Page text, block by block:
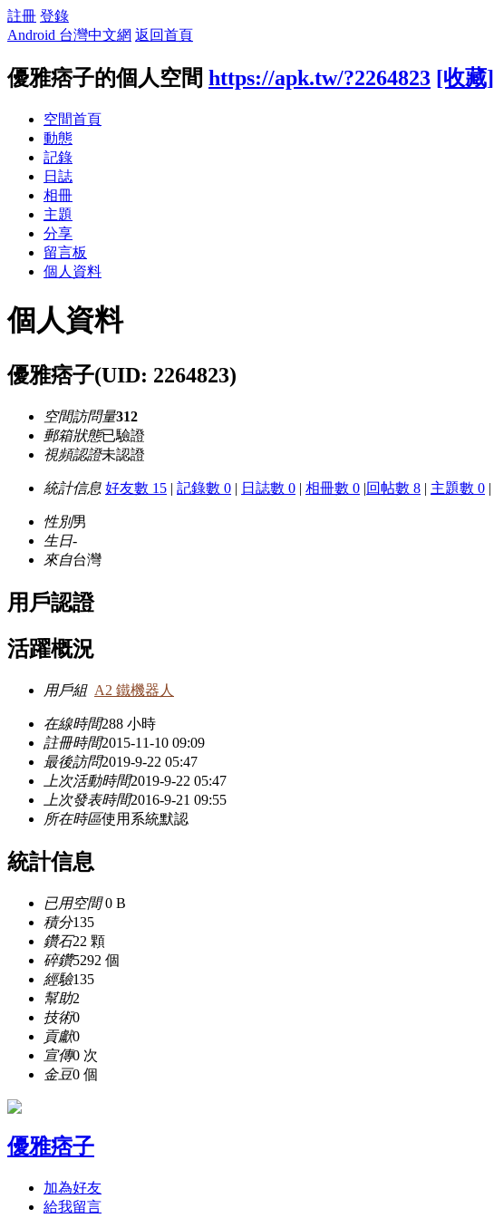
註冊 登錄
Android 台灣中文網 返回首頁
優雅痞子的個人空間 https://apk.tw/?2264823 [收藏]
空間首頁
動態
記錄
日誌
相冊
主題
分享
留言板
個人資料
個人資料
優雅痞子(UID: 2264823)
空間訪問量312
郵箱狀態已驗證
視頻認證未認證
統計信息 好友數 15 | 記錄數 0 | 日誌數 0 | 相冊數 0 |回帖數 8 | 主題數 0 |
性別男
生日-
來自台灣
用戶認證
活躍概況
用戶組 A2 鐵機器人
在線時間288 小時
註冊時間2015-11-10 09:09
最後訪問2019-9-22 05:47
上次活動時間2019-9-22 05:47
上次發表時間2016-9-21 09:55
所在時區使用系統默認
統計信息
已用空間0 B
積分135
鑽石22 顆
碎鑽5292 個
經驗135
幫助2
技術0
貢獻0
宣傳0 次
金豆0 個
優雅痞子
加為好友
給我留言